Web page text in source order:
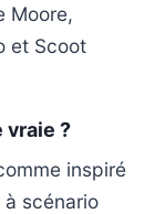
Moore,
et Scoot
?
inspiré
scénario